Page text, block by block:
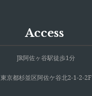
Access
JR阿佐ヶ谷駅徒歩1分
東京都杉並区阿佐ケ谷北2-1-2-2F